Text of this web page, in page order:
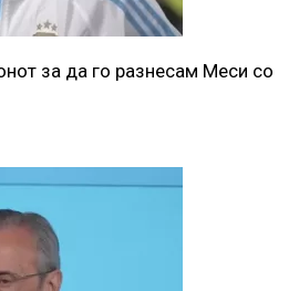
за да го разнесам Меси со